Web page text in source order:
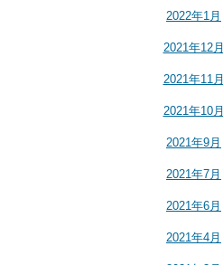
2022年1月
2021年12月
2021年11月
2021年10月
2021年9月
2021年7月
2021年6月
2021年4月